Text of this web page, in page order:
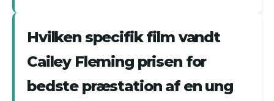
Hvilken specifik film vandt
Cailey Fleming prisen for
bedste præstation af en ung